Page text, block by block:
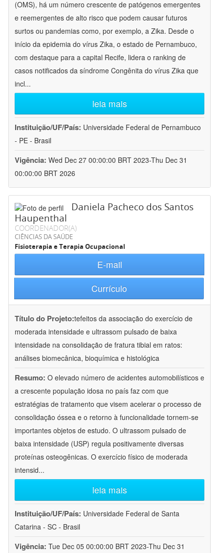
(OMS), há um número crescente de patógenos emergentes
e reemergentes de alto risco que podem causar futuros
surtos ou pandemias como, por exemplo, a Zika. Desde o
início da epidemia do vírus Zika, o estado de Pernambuco,
com destaque para a capital Recife, lidera o ranking de
casos notificados da síndrome Congênita do vírus Zika que
incl...
leia mais
Instituição/UF/País: Universidade Federal de Pernambuco
- PE - Brasil
Vigência: Wed Dec 27 00:00:00 BRT 2023-Thu Dec 31
00:00:00 BRT 2026
Daniela Pacheco dos Santos
Haupenthal
COORDENADOR(A)
CIÊNCIAS DA SAÚDE
Fisioterapia e Terapia Ocupacional
E-mail
Currículo
Título do Projeto:tefeitos da associação do exercício de
moderada intensidade e ultrassom pulsado de baixa
intensidade na consolidação de fratura tibial em ratos:
análises biomecânica, bioquímica e histológica
Resumo: O elevado número de acidentes automobilísticos e
a crescente população idosa no país faz com que
estratégias de tratamento que visem acelerar o processo de
consolidação óssea e o retorno à funcionalidade tornem-se
importantes objetos de estudo. O ultrassom pulsado de
baixa intensidade (USP) regula positivamente diversas
proteínas osteogênicas. O exercício físico de moderada
intensid...
leia mais
Instituição/UF/País: Universidade Federal de Santa
Catarina - SC - Brasil
Vigência: Tue Dec 05 00:00:00 BRT 2023-Thu Dec 31